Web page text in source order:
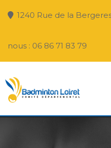
1240 Rue de la
nous : 06 86 71 83 79